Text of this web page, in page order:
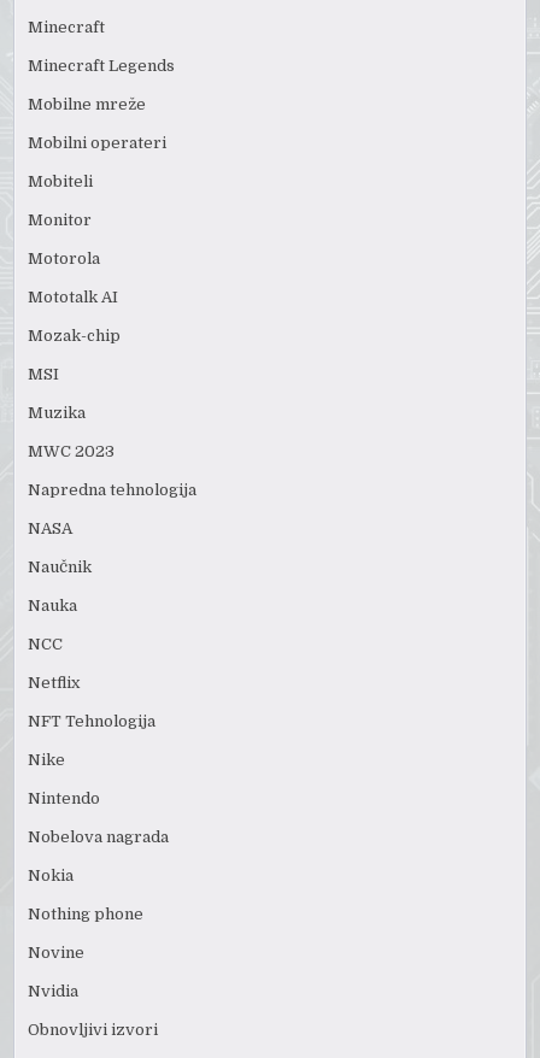
Minecraft
Minecraft Legends
Mobilne mreže
Mobilni operateri
Mobiteli
Monitor
Motorola
Mototalk AI
Mozak-chip
MSI
Muzika
MWC 2023
Napredna tehnologija
NASA
Naučnik
Nauka
NCC
Netflix
NFT Tehnologija
Nike
Nintendo
Nobelova nagrada
Nokia
Nothing phone
Novine
Nvidia
Obnovljivi izvori